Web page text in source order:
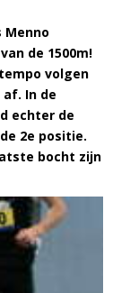
Menno
de 1500m!
volgen
af. In de
echter de
2e positie.
bocht zijn